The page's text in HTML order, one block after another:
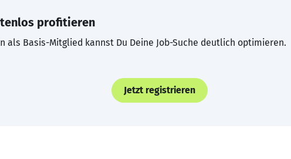
profitieren
als Basis-Mitglied kannst Du Deine Job-Suche deutlich optimieren.
Jetzt registrieren